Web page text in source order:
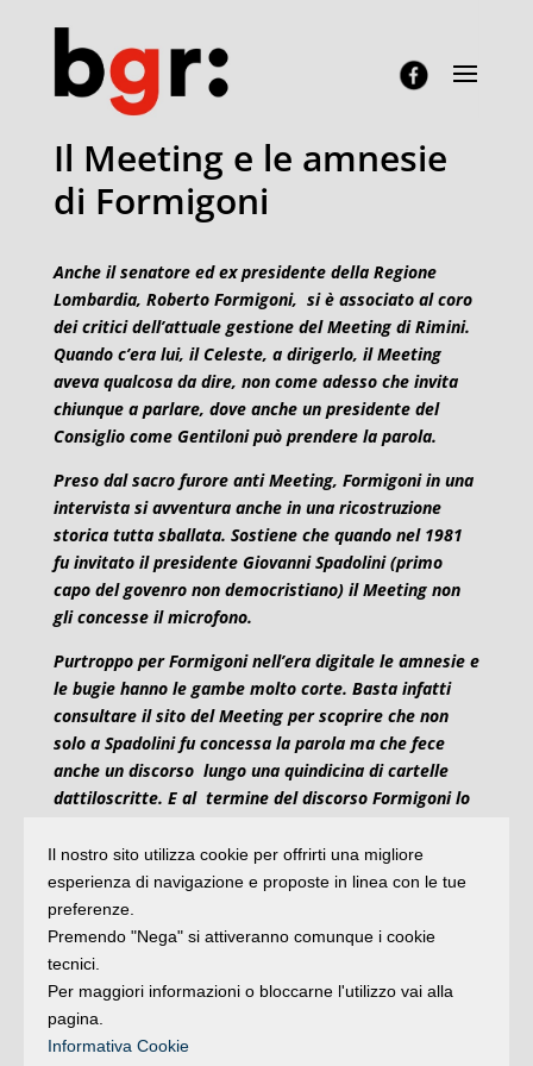
Il Meeting e le amnesie
di Formigoni
Anche il senatore ed ex presidente della Regione
Lombardia, Roberto Formigoni, si è associato al coro
dei critici dell’attuale gestione del Meeting di Rimini.
Quando c’era lui, il Celeste, a dirigerlo, il Meeting
aveva qualcosa da dire, non come adesso che invita
chiunque a parlare, dove anche un presidente del
Consiglio come Gentiloni può prendere la parola.
Preso dal sacro furore anti Meeting, Formigoni in una
intervista si avventura anche in una ricostruzione
storica tutta sballata. Sostiene che quando nel 1981
fu invitato il presidente Giovanni Spadolini (primo
capo del govenro non democristiano) il Meeting non
gli concesse il microfono.
Purtroppo per Formigoni nell’era digitale le amnesie e
le bugie hanno le gambe molto corte. Basta infatti
consultare il sito del Meeting per scoprire che non
solo a Spadolini fu concessa la parola ma che fece
anche un discorso lungo una quindicina di cartelle
dattiloscritte. E al termine del discorso Formigoni lo
interlocuzione sul tema del dialogo fra laici e
cattolici. Cosa c’era di diverso rispetto ad oggi? Solo
le amnesie di Formigoni.
A beneficio della memoria di Formigoni ecco il link:
c=1&p=6&id=325&key=3&pfix=
Il nostro sito utilizza cookie per offrirti una migliore
esperienza di navigazione e proposte in linea con le tue
preferenze.
Premendo "Nega" si attiveranno comunque i cookie
tecnici.
Per maggiori informazioni o bloccarne l'utilizzo vai alla
pagina.
Informativa Cookie